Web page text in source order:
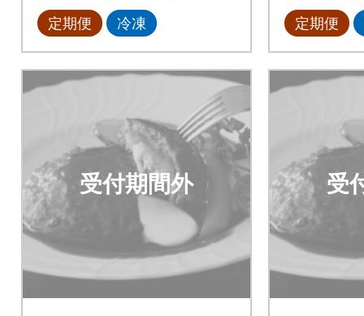
定期便 冷凍 定期便
受付期間外 受